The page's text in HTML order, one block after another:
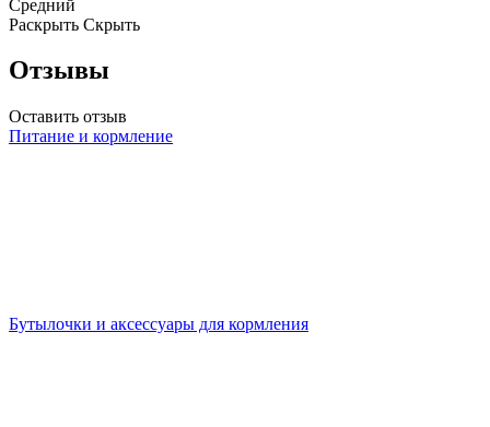
Средний
Раскрыть Скрыть
Отзывы
Оставить отзыв
Питание и кормление
Бутылочки и аксессуары для кормления